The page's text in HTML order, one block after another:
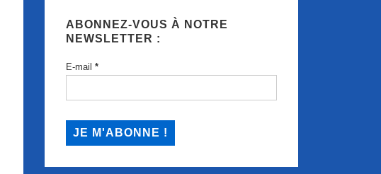
ABONNEZ-VOUS À NOTRE
NEWSLETTER :
E-mail*